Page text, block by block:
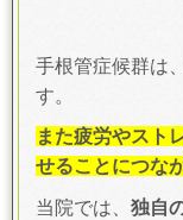
手根管症候群は
す。
また疲労やスト
せることにつな
当院では、 独自